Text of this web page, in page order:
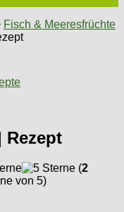
Fisch & Meeresfrüchte
Rezept
(2
von 5)